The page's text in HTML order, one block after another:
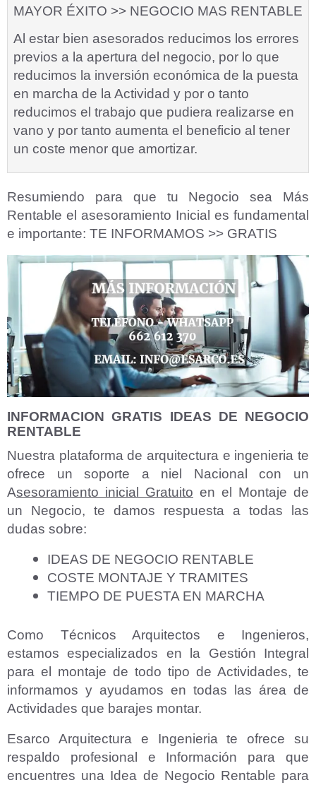
MAYOR ÉXITO >> NEGOCIO MAS RENTABLE
Al estar bien asesorados reducimos los errores
previos a la apertura del negocio, por lo que
reducimos la inversión económica de la puesta
en marcha de la Actividad y por o tanto
reducimos el trabajo que pudiera realizarse en
vano y por tanto aumenta el beneficio al tener
un coste menor que amortizar.
Resumiendo para que tu Negocio sea Más
Rentable el asesoramiento Inicial es fundamental
e importante: TE INFORMAMOS >> GRATIS
INFORMACION GRATIS IDEAS DE NEGOCIO
RENTABLE
Nuestra plataforma de arquitectura e ingenieria te
ofrece un soporte a niel Nacional con un
Asesoramiento inicial Gratuito en el Montaje de
un Negocio, te damos respuesta a todas las
dudas sobre:
IDEAS DE NEGOCIO RENTABLE
COSTE MONTAJE Y TRAMITES
TIEMPO DE PUESTA EN MARCHA
Como Técnicos Arquitectos e Ingenieros,
estamos especializados en la Gestión Integral
para el montaje de todo tipo de Actividades, te
informamos y ayudamos en todas las área de
Actividades que barajes montar.
Esarco Arquitectura e Ingenieria te ofrece su
respaldo profesional e Información para que
encuentres una Idea de Negocio Rentable para